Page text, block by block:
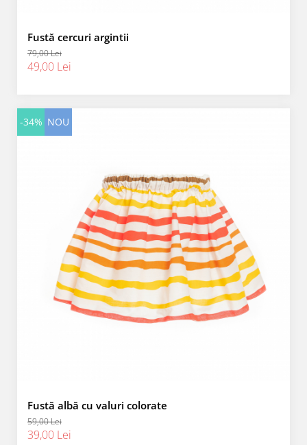
Fustă cercuri argintii
79,00 Lei
49,00 Lei
-34% NOU
Fustă albă cu valuri colorate
59,00 Lei
39,00 Lei